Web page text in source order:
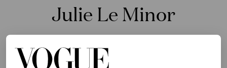
Julie Le Minor